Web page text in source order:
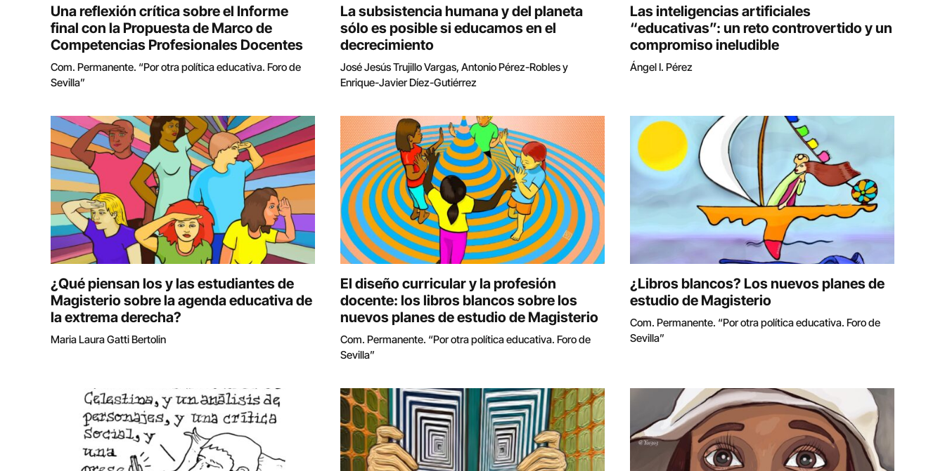
Una reflexión crítica sobre el Informe
final con la Propuesta de Marco de
Competencias Profesionales Docentes
Com. Permanente. “Por otra política educativa. Foro de
Sevilla”
La subsistencia humana y del planeta
sólo es posible si educamos en el
decrecimiento
José Jesús Trujillo Vargas, Antonio Pérez-Robles y
Enrique-Javier Díez-Gutiérrez
Las inteligencias artificiales
“educativas”: un reto controvertido y un
compromiso ineludible
Ángel I. Pérez
¿Qué piensan los y las estudiantes de
Magisterio sobre la agenda educativa de
la extrema derecha?
Maria Laura Gatti Bertolin
El diseño curricular y la profesión
docente: los libros blancos sobre los
nuevos planes de estudio de Magisterio
Com. Permanente. “Por otra política educativa. Foro de
Sevilla”
¿Libros blancos? Los nuevos planes de
estudio de Magisterio
Com. Permanente. “Por otra política educativa. Foro de
Sevilla”